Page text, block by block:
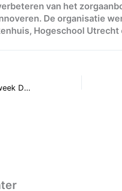
van het
De organisatie
Hogeschool Utrecht
Gi-ga-groene Kinderboekenweek De Klimroos zorgt voor veel leesplezier!